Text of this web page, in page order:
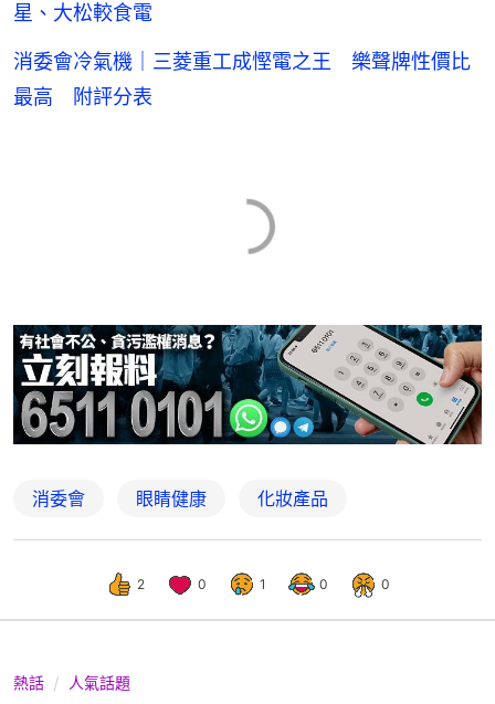
星、大松較食電
消委會冷氣機｜三菱重工成慳電之王 樂聲牌性價比
最高 附評分表
消委會 眼睛健康 化妝產品
2 0 1 0 0
熱話 人氣話題